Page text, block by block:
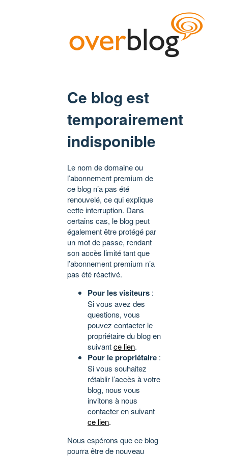
Ce blog est
temporairement
indisponible
Le nom de domaine ou
l’abonnement premium de
ce blog n’a pas été
renouvelé, ce qui explique
cette interruption. Dans
certains cas, le blog peut
également être protégé par
un mot de passe, rendant
son accès limité tant que
l’abonnement premium n’a
pas été réactivé.
Pour les visiteurs :
Si vous avez des
questions, vous
pouvez contacter le
propriétaire du blog en
suivantce lien.
Pour le propriétaire :
Si vous souhaitez
rétablir l’accès à votre
blog, nous vous
invitons à nous
contacter en suivant
ce lien.
Nous espérons que ce blog
pourra être de nouveau